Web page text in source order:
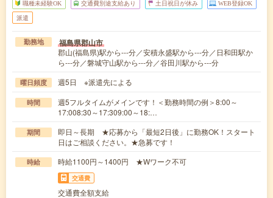
職種未経験OK 交通費別途支給あり 土日祝日が休み WEB登録OK
派遣
勤務地 福島県郡山市
郡山(福島県)駅から---分／安積永盛駅から---分／日和田駅か
ら---分／磐城守山駅から---分／谷田川駅から---分
曜日頻度 週5日 ※派遣先による
時間
週5フルタイムがメインです！＜勤務時間の例＞8:00～
17:008:30～17:309:00～18:…
期間
即日～長期 ★応募から「最短2日後」に勤務OK！スタート
日はご相談ください。★急募です！
時給 時給1100円～1400円 ★Wワーク不可
交通費
交通費全額支給